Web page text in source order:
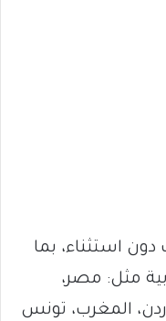
استثناء، بما
مثل: مصر،
المغرب، تونس